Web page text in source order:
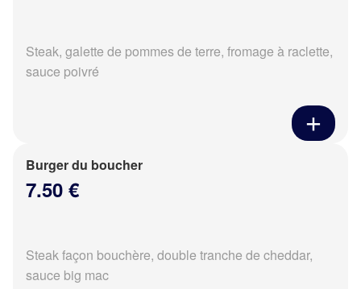
Steak, galette de pommes de terre, fromage à raclette,
sauce poivré
Burger du boucher
7.50 €
Steak façon bouchère, double tranche de cheddar,
sauce big mac